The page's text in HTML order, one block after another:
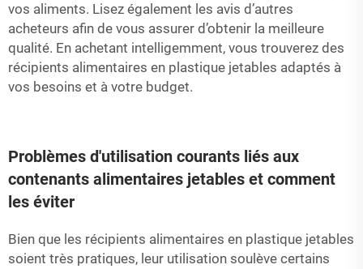
vos aliments. Lisez également les avis d’autres
acheteurs afin de vous assurer d’obtenir la meilleure
qualité. En achetant intelligemment, vous trouverez des
récipients alimentaires en plastique jetables adaptés à
vos besoins et à votre budget.
Problèmes d'utilisation courants liés aux
contenants alimentaires jetables et comment
les éviter
Bien que les récipients alimentaires en plastique jetables
soient très pratiques, leur utilisation soulève certains